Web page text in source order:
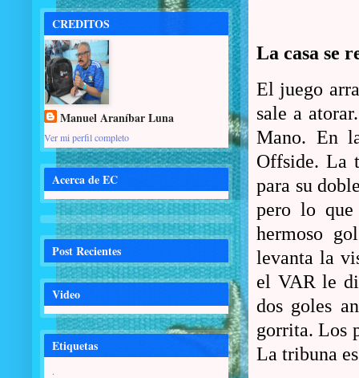
La casa se
El juego
sale a
Mano. En
Offside. La
para su
pero lo
hermoso
levanta la
el VAR le
dos goles
gorrita. Los
La tribuna
CREDITOS
Manuel Araníbar Luna
Ver mi perfil completo
Acerca de EC
Post Recientes
Video
Etiquetas
.